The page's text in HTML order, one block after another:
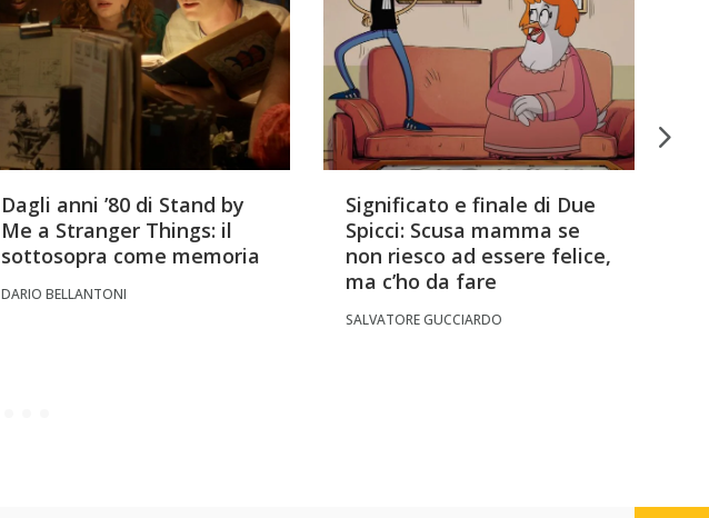
Dagli anni ’80 di Stand by
Me a Stranger Things: il
sottosopra come memoria
DARIO BELLANTONI
Significato e finale di Due
Spicci: Scusa mamma se
non riesco ad essere felice,
ma c’ho da fare
SALVATORE GUCCIARDO